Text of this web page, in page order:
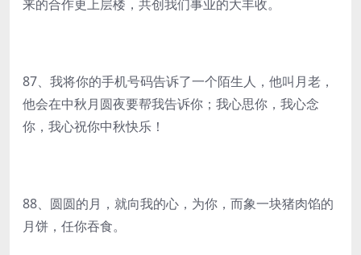
来的合作更上层楼，共创我们事业的大丰收。
87、我将你的手机号码告诉了一个陌生人，他叫月老，
他会在中秋月圆夜要帮我告诉你；我心思你，我心念
你，我心祝你中秋快乐！
88、圆圆的月，就向我的心，为你，而象一块猪肉馅的
月饼，任你吞食。